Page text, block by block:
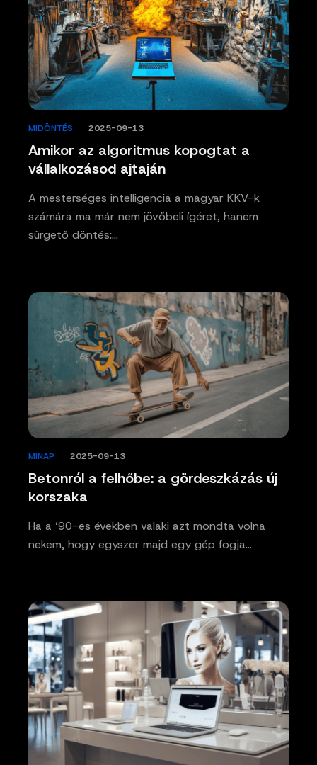
Amikor az algoritmus kopogtat a
vállalkozásod ajtaján
MIDÖNTÉS 2025-09-13
A mesterséges intelligencia a magyar KKV-k
számára ma már nem jövőbeli ígéret, hanem
sürgető döntés:…
Betonról a felhőbe: a gördeszkázás új
korszaka
MINAP 2025-09-13
Ha a ’90-es években valaki azt mondta volna
nekem, hogy egyszer majd egy gép fogja…